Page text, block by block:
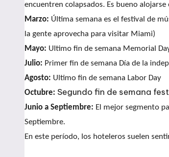
encuentren colapsados. Es bueno
Marzo: Última semana es el festival de
la gente aprovecha para visitar Miami)
Mayo: Ultimo fin de semana Memorial
Julio: Primer fin de semana Día de la
Agosto: Ultimo fin de semana Labor Day
Octubre: Segundo fin de semana
Junio a Septiembre: El mejor segmento
Septiembre.
En este período, los hoteleros suelen